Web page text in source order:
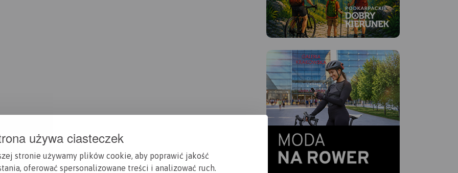
używa ciasteczek
stronie używamy plików cookie, aby poprawić jakość
oferować spersonalizowane treści i analizować ruch.